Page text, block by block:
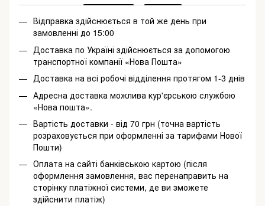
Відправка здійснюється в той же день при
замовленні до 15:00
Доставка по Україні здійснюється за допомогою
транспортної компанії «Нова Пошта»
Доставка на всі робочі відділення протягом 1-3 днів
Адресна доставка можлива кур'єрською службою
«Нова пошта».
Вартість доставки - від 70 грн (точна вартість
розраховується при оформленні за тарифами Нової
Пошти)
Оплата на сайті банківською картою (після
оформлення замовлення, вас перенаправить на
сторінку платіжної системи, де ви зможете
здійснити платіж)